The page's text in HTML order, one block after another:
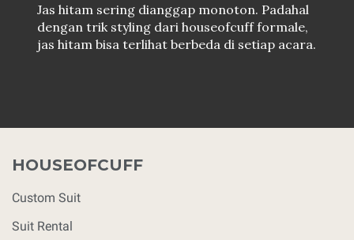
Jas hitam sering dianggap monoton. Padahal
dengan trik styling dari houseofcuff formale,
jas hitam bisa terlihat berbeda di setiap acara.
HOUSEOFCUFF
Custom Suit
Suit Rental